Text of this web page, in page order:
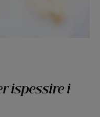
ispessire i